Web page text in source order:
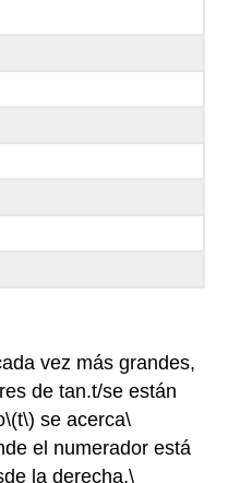
vez más grandes,
de tan.t/se están
\(t\) se acerca\
el numerador está
la derecha,\